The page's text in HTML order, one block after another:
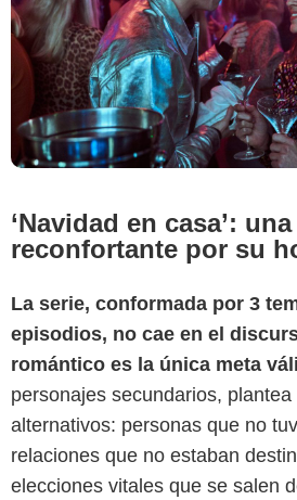
‘Navidad en casa’:
reconfortante por su
La serie, conformada por 3
episodios, no cae en el
romántico es la única meta
personajes secundarios,
alternativos: personas que no
relaciones que no estaban
elecciones vitales que se salen